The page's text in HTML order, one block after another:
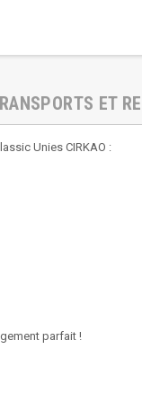
ET
Unies CIRKAO :
parfait !